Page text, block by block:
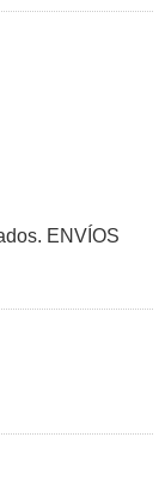
ENVÍOS